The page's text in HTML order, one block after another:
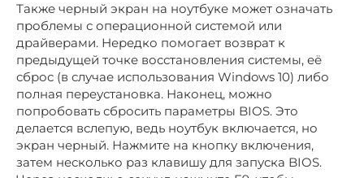
Также черный экран на ноутбуке может означать
проблемы с операционной системой или
драйверами. Нередко помогает возврат к
предыдущей точке восстановления системы, её
сброс (в случае использования Windows 10) либо
полная переустановка. Наконец, можно
попробовать сбросить параметры BIOS. Это
делается вслепую, ведь ноутбук включается, но
экран черный. Нажмите на кнопку включения,
затем несколько раз клавишу для запуска BIOS.